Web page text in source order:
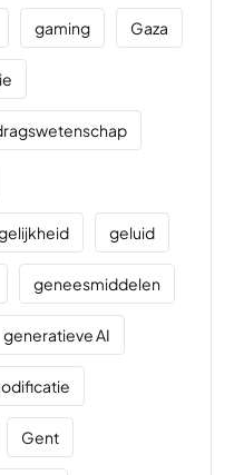
gaming Gaza
geluid
geneesmiddelen
generatieve AI
Gent